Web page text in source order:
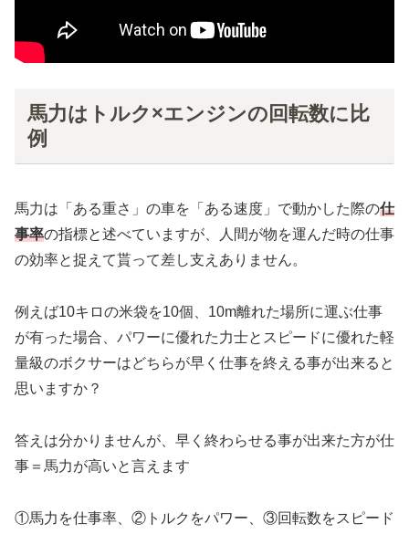
馬力はトルク×エンジンの回転数に比
例
馬力は「ある重さ」の車を「ある速度」で動かした際の仕
事率の指標と述べていますが、人間が物を運んだ時の仕事
の効率と捉えて貰って差し支えありません。
例えば10キロの米袋を10個、10m離れた場所に運ぶ仕事
が有った場合、パワーに優れた力士とスピードに優れた軽
量級のボクサーはどちらが早く仕事を終える事が出来ると
思いますか？
答えは分かりませんが、早く終わらせる事が出来た方が仕
事＝馬力が高いと言えます
①馬力を仕事率、②トルクをパワー、③回転数をスピード